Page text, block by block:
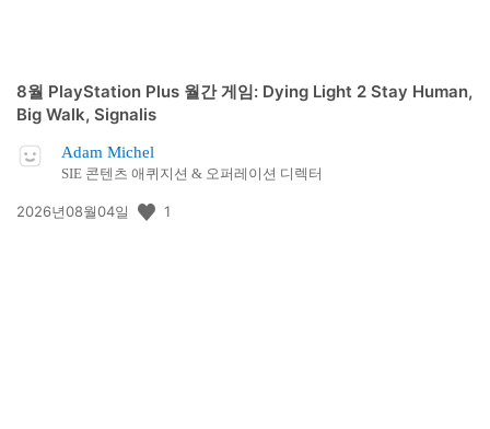
8월 PlayStation Plus 월간 게임: Dying Light 2 Stay Human,
Big Walk, Signalis
Adam Michel
SIE 콘텐츠 애퀴지션 & 오퍼레이션 디렉터
공
2026년08월04일 1